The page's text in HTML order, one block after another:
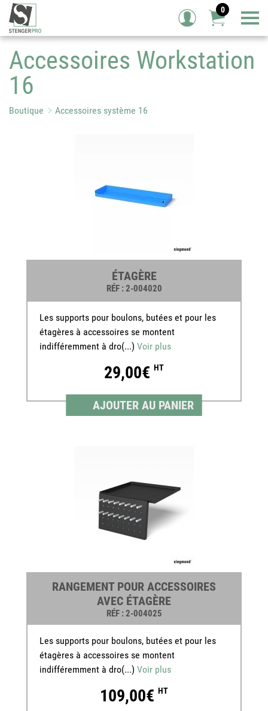
0
Accessoires Workstation
16
Boutique Accessoires système 16
ÉTAGÈRE
RÉF: 2-004020
Les supports pour boulons, butées et pour les
étagères à accessoires se montent
indifféremment à dro(...) Voir plus
29,00€ HT
AJOUTER AU PANIER
RANGEMENT POUR ACCESSOIRES
AVEC ÉTAGÈRE
RÉF: 2-004025
Les supports pour boulons, butées et pour les
étagères à accessoires se montent
indifféremment à dro(...) Voir plus
109,00€ HT